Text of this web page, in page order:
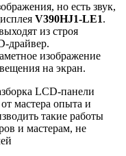
но есть звук,
V390HJ1-LE1.
из строя
драйвер.
изображение
на экран.
LCD-панели
мастера опыта и
такие работы
и мастерам, не